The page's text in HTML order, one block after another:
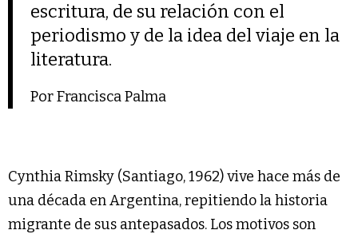
escritura, de su relación con el
periodismo y de la idea del viaje en la
literatura.
Por Francisca Palma
Cynthia Rimsky (Santiago, 1962) vive hace más de
una década en Argentina, repitiendo la historia
migrante de sus antepasados. Los motivos son